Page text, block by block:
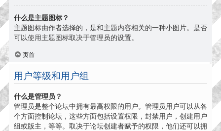
什么是主题图标？
主题图标由作者选择的，是和主题内容相关的一种小图片。是否
可以使用主题图标取决于管理员的设置。
页首
用户等级和用户组
什么是管理员？
管理员是整个论坛中拥有最高权限的用户。管理员用户可以从各
个方面控制论坛，这些方面包括设置权限，封禁用户，创建用户
组或版主，等等。取决于论坛创建者赋予的权限，他们还可以拥